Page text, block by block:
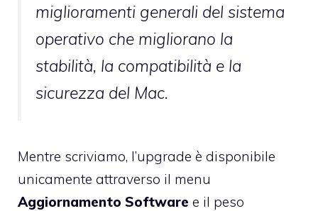
miglioramenti generali del sistema
operativo che migliorano la
stabilità, la compatibilità e la
sicurezza del Mac.
Mentre scriviamo, l’upgrade è disponibile
unicamente attraverso il menu
Aggiornamento Software e il peso